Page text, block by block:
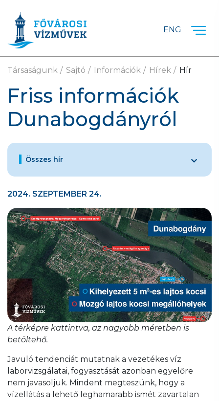
ENG
Társaságunk Sajtó Információk Hírek Hír
Friss információk
Dunabogdányról
Összes hír
2024. SZEPTEMBER 24.
A térképre kattintva, az nagyobb méretben is
betöltehő.
Javuló tendenciát mutatnak a vezetékes víz
laborvizsgálatai, fogyasztását azonban egyelőre
nem javasoljuk. Mindent megteszünk, hogy a
vízellátás a lehető leghamarabb ismét zavartalan